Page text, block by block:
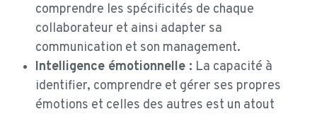
comprendre les spécificités de chaque
collaborateur et ainsi adapter sa
communication et son management.
Intelligence émotionnelle : La capacité à
identifier, comprendre et gérer ses propres
émotions et celles des autres est un atout